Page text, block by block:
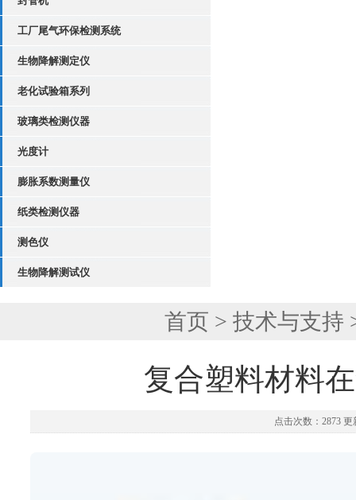
工厂尾气环保检测系统
生物降解测定仪
老化试验箱系列
玻璃类检测仪器
光度计
膨胀系数测量仪
纸类检测仪器
测色仪
生物降解测试仪
首页 > 技术与支持
复合塑料材料
点击次数：2873 更